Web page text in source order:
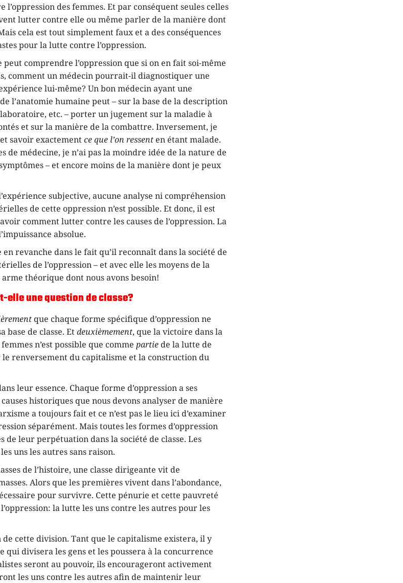
des femmes. Et par conséquent seules celles
lutter contre elle ou même parler de la manière dont
cela est tout simplement faux et a des conséquences
pour la lutte contre l’oppression.
peut comprendre l’oppression que si on en fait soi-même
comment un médecin pourrait-il diagnostiquer une
lui-même? Un bon médecin ayant une
l’anatomie humaine peut – sur la base de la description
laboratoire, etc. – porter un jugement sur la maladie à
et sur la manière de la combattre. Inversement, je
savoir exactementce que l’on ressenten étant malade.
de médecine, je n’ai pas la moindre idée de la nature de
– et encore moins de la manière dont je peux
subjective, aucune analyse ni compréhension
de cette oppression n’est possible. Et donc, il est
comment lutter contre les causes de l’oppression. La
absolue.
revanche dans le fait qu’il reconnaît dans la société de
de l’oppression – et avec elle les moyens de la
théorique dont nous avons besoin!
elle une question de classe?
que chaque forme spécifique d’oppression ne
base de classe. Etdeuxièmement, que la victoire dans la
n’est possible que commepartiede la lutte de
renversement du capitalisme et la construction du
leur essence. Chaque forme d’oppression a ses
historiques que nous devons analyser de manière
a toujours fait et ce n’est pas le lieu ici d’examiner
séparément. Mais toutes les formes d’oppression
de leur perpétuation dans la société de classe. Les
uns les autres sans raison.
de l’histoire, une classe dirigeante vit de
Alors que les premières vivent dans l’abondance,
pour survivre. Cette pénurie et cette pauvreté
la lutte les uns contre les autres pour les
de cette division. Tant que le capitalisme existera, il y
divisera les gens et les poussera à la concurrence
seront au pouvoir, ils encourageront activement
les uns contre les autres afin de maintenir leur